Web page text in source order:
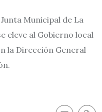
Municipal de La
eleve al Gobierno local
la Dirección General